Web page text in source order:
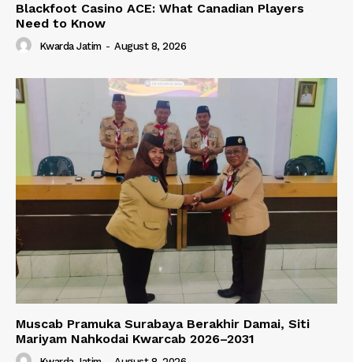
Blackfoot Casino ACE: What Canadian Players
Need to Know
Kwarda Jatim - August 8, 2026
Muscab Pramuka Surabaya Berakhir Damai, Siti
Mariyam Nahkodai Kwarcab 2026–2031